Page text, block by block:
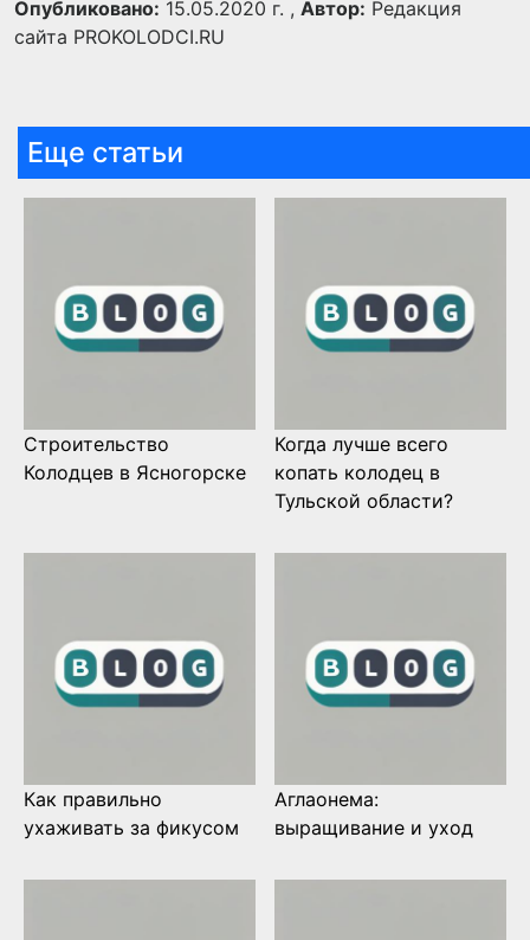
Опубликовано: 15.05.2020 г. , Автор: Редакция
сайта PROKOLODCI.RU
Еще статьи
Строительство
Колодцев в Ясногорске
Когда лучше всего
копать колодец в
Тульской области?
Как правильно
ухаживать за фикусом
Аглаонема:
выращивание и уход